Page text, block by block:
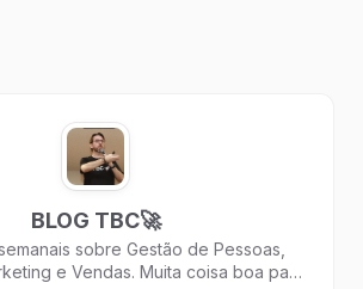
BLOG TBC🚀
sobre Gestão de Pessoas,
e Vendas. Muita coisa boa para